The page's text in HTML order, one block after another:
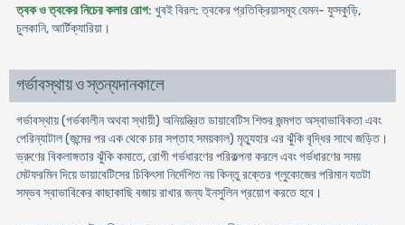
ত্বক ও ত্বকের নিচের কলার রোগ: খুবই বিরল: ত্বকের প্রতিক্রিয়াসমূহ যেমন- ফুসকুড়ি,
চুলকানি, আর্টিক্যারিয়া।
গর্ভাবস্থায় ও স্তন্যদানকালে
গর্ভাবস্থায় (গর্ভকালীন অথবা স্থায়ী) অনিয়ন্ত্রিত ডায়াবেটিস শিশুর জন্মগত অস্বাভাবিকতা এবং
পেরিন্যাটাল (জন্মের পর এক থেকে চার সপ্তাহ সময়কাল) মৃত্যুহার এর ঝুঁকি বৃদ্ধির সাথে জড়িত।
ভ্রুণের বিকলাঙ্গতার ঝুঁকি কমাতে, রোগী গর্ভধারণের পরিকল্পনা করলে এবং গর্ভধারণের সময়
মেটফরমিন দিয়ে ডায়াবেটিসের চিকিৎসা নির্দেশিত নয় কিন্তু রক্তের গ্লুকোজের পরিমান যতটা
সম্ভব স্বাভাবিকের কাছাকাছি বজায় রাখার জন্য ইনসুলিন প্রয়োগ করতে হবে।